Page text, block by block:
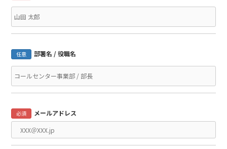
任意 部署名 / 役職名
必須 メールアドレス